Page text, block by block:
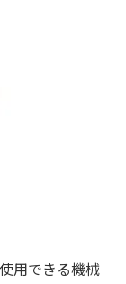
用できる機械